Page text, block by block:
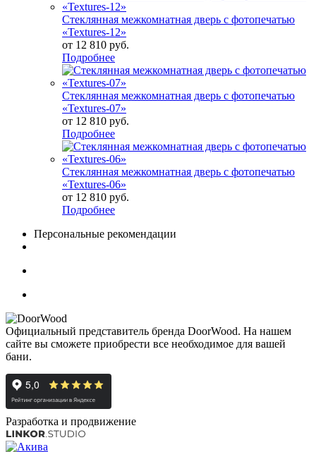
Стеклянная межкомнатная дверь с фотопечатью
«Textures-12»
от 12 810 руб.
Подробнее
Стеклянная межкомнатная дверь с фотопечатью
«Textures-07»
от 12 810 руб.
Подробнее
Стеклянная межкомнатная дверь с фотопечатью
«Textures-06»
от 12 810 руб.
Подробнее
Персональные рекомендации
Официальный представитель бренда DoorWood. На нашем
сайте вы сможете приобрести все необходимое для вашей
бани.
Разработка и продвижение